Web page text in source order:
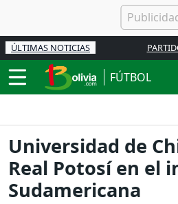
ÚLTIMAS NOTICIAS
FÚTBOL
Universidad de
Real Potosí en el
Sudamericana